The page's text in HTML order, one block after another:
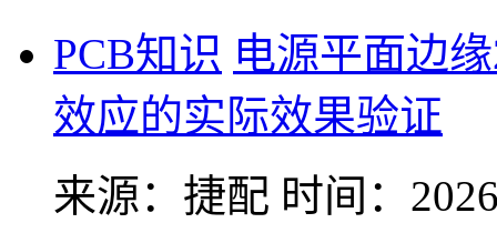
PCB知识 电源平面边
效应的实际效果验证
来源：捷配 时间：